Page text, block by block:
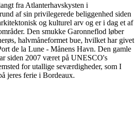
fra Atlanterhavskysten i
af sin privilegerede beliggenhed siden
og kulturel arv og er i dag et af
Den smukke Garonneflod løber
halvmåneformet bue, hvilket har givet
de la Lune - Månens Havn. Den gamle
siden 2007 været på UNESCO's
for utallige seværdigheder, som I
jeres ferie i Bordeaux.